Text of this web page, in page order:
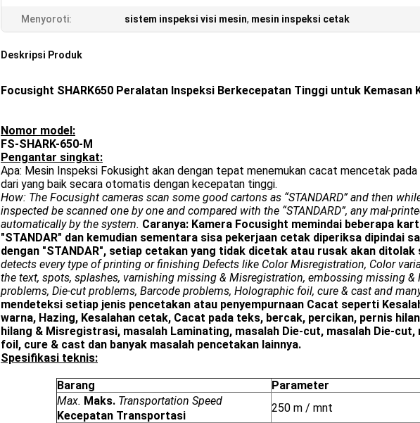
Menyoroti: sistem inspeksi visi mesin, mesin inspeksi cetak
Deskripsi Produk
Focusight SHARK650 Peralatan Inspeksi Berkecepatan Tinggi untuk Kemasan
Nomor model:
FS-SHARK-650-M
Pengantar singkat:
Apa: Mesin Inspeksi Fokusight akan dengan tepat menemukan cacat mencetak
dari yang baik secara otomatis dengan kecepatan tinggi.
How: The Focusight cameras scan some good cartons as “STANDARD” and then
inspected be scanned one by one and compared with the “STANDARD”, any mal-
automatically by the system. Caranya: Kamera Focusight memindai beberapa
"STANDAR" dan kemudian sementara sisa pekerjaan cetak diperiksa dipindai
dengan "STANDAR", setiap cetakan yang tidak dicetak atau rusak akan
detects every type of printing or finishing Defects like Color Misregistration, Color
the text, spots, splashes, varnishing missing & Misregistration, embossing missing
problems, Die-cut problems, Barcode problems, Holographic foil, cure & cast and
mendeteksi setiap jenis pencetakan atau penyempurnaan Cacat seperti
warna, Hazing, Kesalahan cetak, Cacat pada teks, bercak, percikan, pernis
hilang & Misregistrasi, masalah Laminating, masalah Die-cut, masalah Die-
foil, cure & cast dan banyak masalah pencetakan lainnya.
Spesifikasi teknis:
Barang
Parameter
Max. Maks. Transportation Speed
Kecepatan Transportasi
250 m / mnt